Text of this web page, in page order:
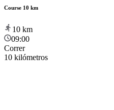
Course 10 km
10 km
09:00
Correr
10 kilómetros